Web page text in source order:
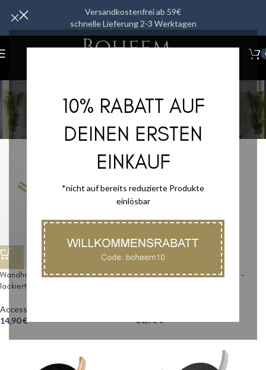
10% RABATT AUF
DEINEN ERSTEN
EINKAUF
*nicht auf bereits reduzierte Produkte
einlösbar
Versandkostenfrei ab 59€
schnelle Lieferung 2-3 Werktagen
Shop
Kategorien
Start
Filter
Wandhaken ELK | schwarz
lackiertes Holz, Messing, 1,6 Zoll
Accessoires
14,90€
Wandhaken aus Holz HIRSCH –
21,90€